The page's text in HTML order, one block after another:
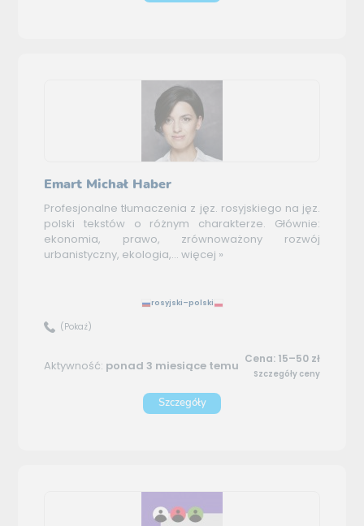
Emart Michał Haber
Profesjonalne tłumaczenia z jęz. rosyjskiego na jęz.
polski tekstów o różnym charakterze. Głównie:
ekonomia, prawo, zrównoważony rozwój
urbanistyczny, ekologia,... więcej »
rosyjski–polski
(Pokaż)
Aktywność: ponad 3 miesiące temu Cena: 15–50 zł
Szczegóły ceny
Szczegóły